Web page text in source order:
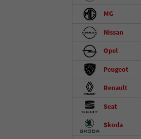
MG
Nissan
Opel
Peugeot
Renault
Seat
Skoda